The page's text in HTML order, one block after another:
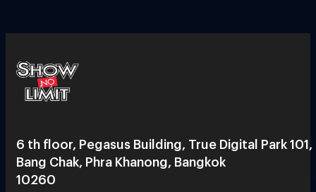
6 th floor, Pegasus Building, True Digital Park 101,
Bang Chak, Phra Khanong, Bangkok
10260